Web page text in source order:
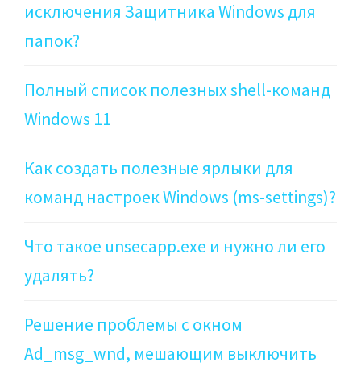
исключения Защитника Windows для
папок?
Полный список полезных shell-команд
Windows 11
Как создать полезные ярлыки для
команд настроек Windows (ms-settings)?
Что такое unsecapp.exe и нужно ли его
удалять?
Решение проблемы с окном
Ad_msg_wnd, мешающим выключить